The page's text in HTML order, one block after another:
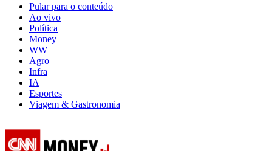
Pular para o conteúdo
Ao vivo
Política
Money
WW
Agro
Infra
IA
Esportes
Viagem & Gastronomia